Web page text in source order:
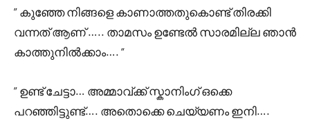
” കുഞ്ഞേ നിങ്ങളെ കാണാത്തതുകൊണ്ട് തിരക്കി
വന്നത് ആണ് ….. താമസം ഉണ്ടേൽ സാരമില്ല ഞാൻ
കാത്തുനിൽക്കാം…. “
” ഉണ്ട്‌ ചേട്ടാ… അമ്മാവ്ക്ക് സ്കാനിംഗ് ഒക്കെ
പറഞ്ഞിട്ടുണ്ട്…. അതൊക്കെ ചെയ്യണം ഇനി….